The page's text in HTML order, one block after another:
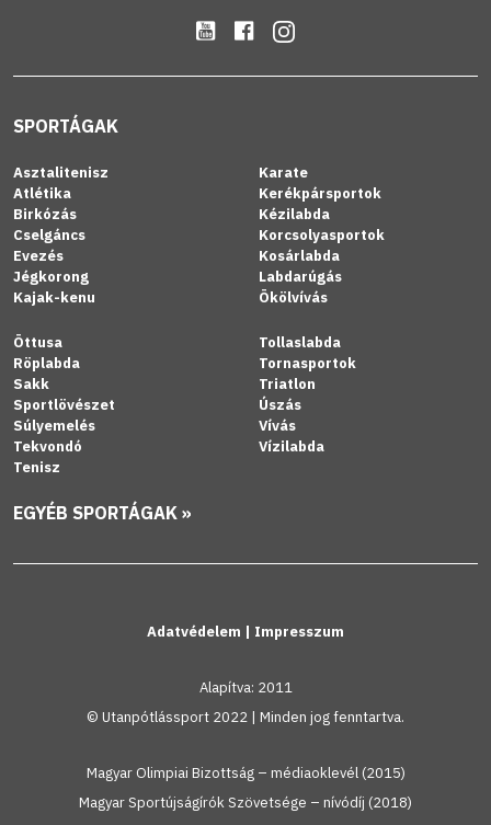
SPORTÁGAK
Asztalitenisz
Atlétika
Birkózás
Cselgáncs
Evezés
Jégkorong
Kajak-kenu
Karate
Kerékpársportok
Kézilabda
Korcsolyasportok
Kosárlabda
Labdarúgás
Ökölvívás
Öttusa
Röplabda
Sakk
Sportlövészet
Súlyemelés
Tekvondó
Tenisz
Tollaslabda
Tornasportok
Triatlon
Úszás
Vívás
Vízilabda
EGYÉB SPORTÁGAK »
Adatvédelem | Impresszum
Alapítva: 2011
© Utanpótlássport 2022 | Minden jog fenntartva.
Magyar Olimpiai Bizottság – médiaoklevél (2015)
Magyar Sportújságírók Szövetsége – nívódíj (2018)